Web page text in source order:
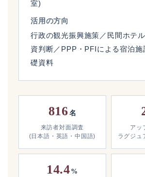
室)
活用の方向
行政の観光振興施策／民間ホテ
資判断／PPP・PFIによる宿泊施
礎資料
816 名
来訪者対面調査
(日本語・英語・中国語)
アッ
ラグジュ
14.4 %